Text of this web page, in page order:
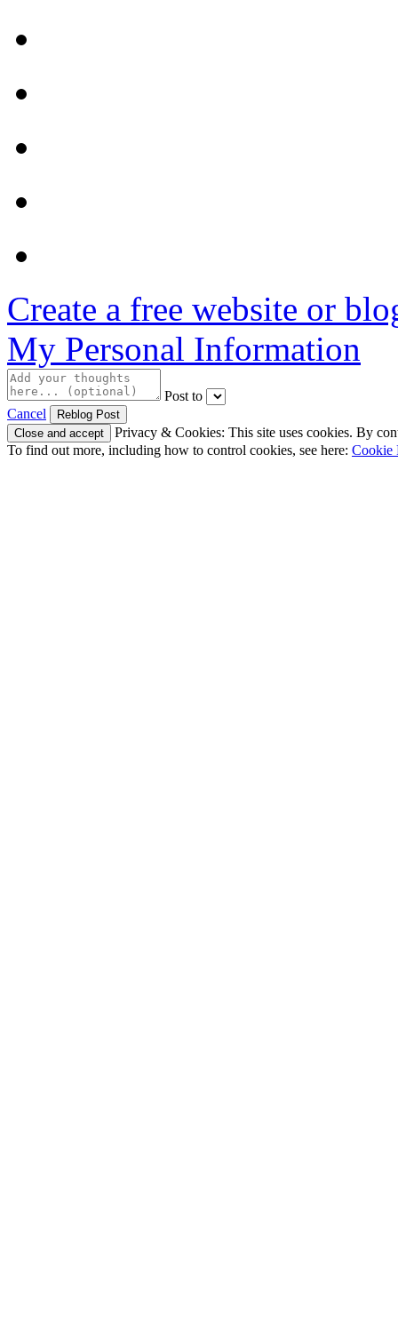
Create a free website or
My Personal Information
Post to
Cancel
Privacy & Cookies: This site uses cookies. By
To find out more, including how to control cookies, see here: Cookie